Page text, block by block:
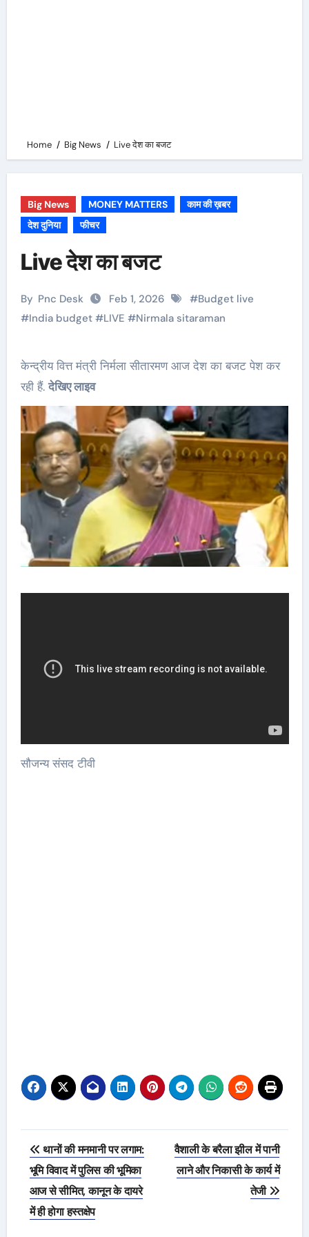
Home Big News Live देश का बजट
Big News MONEY MATTERS
काम की ख़बर
देश दुनिया
फीचर
Live देश का बजट
By Pnc Desk Feb 1, 2026 #Budget live
#India budget#LIVE #Nirmala sitaraman
केन्द्रीय वित्त मंत्री निर्मला सीतारमण आज देश का बजट पेश कर
रही हैं.देखिए लाइव
सौजन्य संसद टीवी
Post
navigation
थानों की मनमानी पर लगाम:
भूमि विवाद में पुलिस की भूमिका
आज से सीमित, कानून के दायरे
में ही होगा हस्तक्षेप
वैशाली के बरैला झील में पानी
लाने और निकासी के कार्य में
तेजी